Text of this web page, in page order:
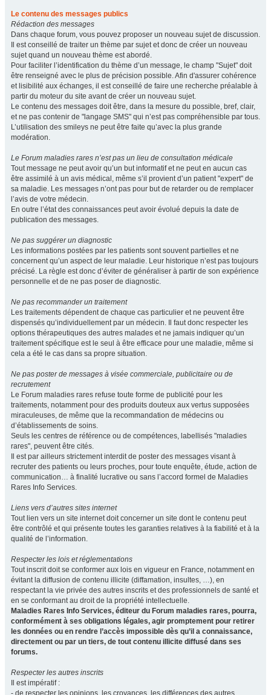
Le contenu des messages publics
Rédaction des messages
Dans chaque forum, vous pouvez proposer un nouveau sujet de discussion.
Il est conseillé de traiter un thème par sujet et donc de créer un nouveau
sujet quand un nouveau thème est abordé.
Pour faciliter l’identification du thème d’un message, le champ "Sujet" doit
être renseigné avec le plus de précision possible. Afin d'assurer cohérence
et lisibilité aux échanges, il est conseillé de faire une recherche préalable à
partir du moteur du site avant de créer un nouveau sujet.
Le contenu des messages doit être, dans la mesure du possible, bref, clair,
et ne pas contenir de "langage SMS" qui n’est pas compréhensible par tous.
L’utilisation des smileys ne peut être faite qu’avec la plus grande
modération.
Le Forum maladies rares n’est pas un lieu de consultation médicale
Tout message ne peut avoir qu’un but informatif et ne peut en aucun cas
être assimilé à un avis médical, même s’il provient d’un patient "expert" de
sa maladie. Les messages n’ont pas pour but de retarder ou de remplacer
l’avis de votre médecin.
En outre l’état des connaissances peut avoir évolué depuis la date de
publication des messages.
Ne pas suggérer un diagnostic
Les informations postées par les patients sont souvent partielles et ne
concernent qu’un aspect de leur maladie. Leur historique n’est pas toujours
précisé. La règle est donc d’éviter de généraliser à partir de son expérience
personnelle et de ne pas poser de diagnostic.
Ne pas recommander un traitement
Les traitements dépendent de chaque cas particulier et ne peuvent être
dispensés qu’individuellement par un médecin. Il faut donc respecter les
options thérapeutiques des autres malades et ne jamais indiquer qu’un
traitement spécifique est le seul à être efficace pour une maladie, même si
cela a été le cas dans sa propre situation.
Ne pas poster de messages à visée commerciale, publicitaire ou de
recrutement
Le Forum maladies rares refuse toute forme de publicité pour les
traitements, notamment pour des produits douteux aux vertus supposées
miraculeuses, de même que la recommandation de médecins ou
d’établissements de soins.
Seuls les centres de référence ou de compétences, labellisés "maladies
rares", peuvent être cités.
Il est par ailleurs strictement interdit de poster des messages visant à
recruter des patients ou leurs proches, pour toute enquête, étude, action de
communication… à finalité lucrative ou sans l’accord formel de Maladies
Rares Info Services.
Liens vers d’autres sites internet
Tout lien vers un site internet doit concerner un site dont le contenu peut
être contrôlé et qui présente toutes les garanties relatives à la fiabilité et à la
qualité de l’information.
Respecter les lois et réglementations
Tout inscrit doit se conformer aux lois en vigueur en France, notamment en
évitant la diffusion de contenu illicite (diffamation, insultes, …), en
respectant la vie privée des autres inscrits et des professionnels de santé et
en se conformant au droit de la propriété intellectuelle.
Maladies Rares Info Services, éditeur du Forum maladies rares, pourra,
conformément à ses obligations légales, agir promptement pour retirer
les données ou en rendre l’accès impossible dès qu’il a connaissance,
directement ou par un tiers, de tout contenu illicite diffusé dans ses
forums.
Respecter les autres inscrits
Il est impératif :
- de respecter les opinions, les croyances, les différences des autres